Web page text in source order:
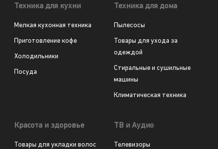
Техника для кухни
Мелкая кухонная техника
Приготовление кофе
Холодильники
Посуда
Техника для дома
Пылесосы
Товары для ухода за
одеждой
Стиральные и сушильные
машины
Климатическая техника
Красота и здоровье
Товары для укладки волос
ТВ и Аудио
Телевизоры